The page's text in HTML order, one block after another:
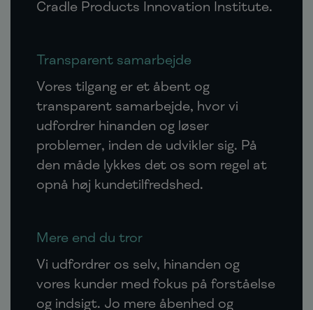
Cradle Products Innovation Institute.
Transparent samarbejde
Vores tilgang er et åbent og
transparent samarbejde, hvor vi
udfordrer hinanden og løser
problemer, inden de udvikler sig. På
den måde lykkes det os som regel at
opnå høj kundetilfredshed.
Mere end du tror
Vi udfordrer os selv, hinanden og
vores kunder med fokus på forståelse
og indsigt. Jo mere åbenhed og